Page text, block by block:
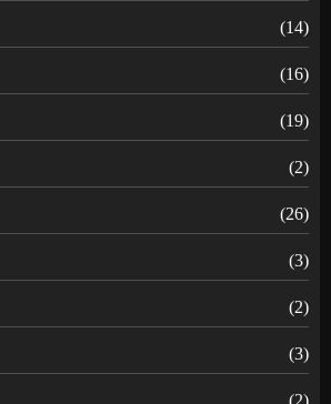
(14)
(16)
(19)
(2)
(26)
(3)
(2)
(3)
(2)